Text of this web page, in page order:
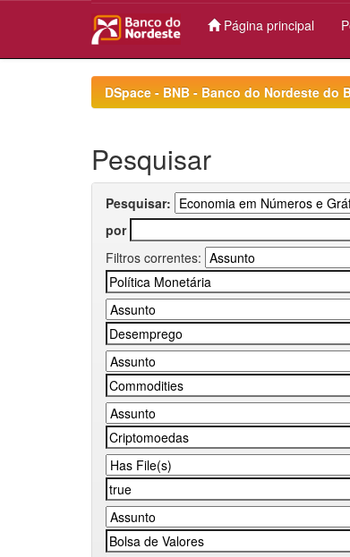
Página principal
DSpace - BNB - Banco do Nordeste do
Pesquisar
Pesquisar:
por
Filtros correntes: